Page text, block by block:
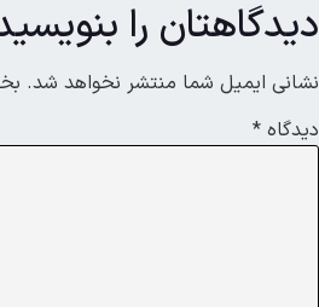
دیدگاهتان را
نشانی ایمیل شما منتشر نخواهد شد.
دیدگاه *